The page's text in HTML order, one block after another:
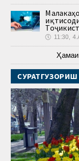
🕔 11:30,
СУРАТГУЗОРИШ